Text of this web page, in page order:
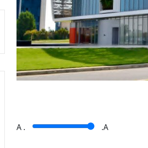
A . .A